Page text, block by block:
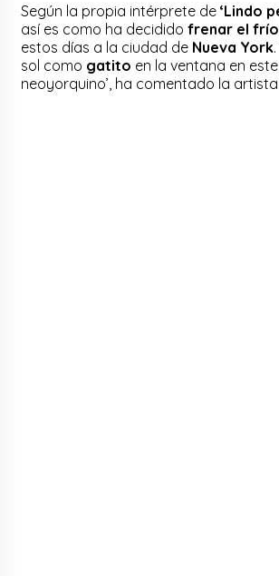
Según la propia intérprete de‘Lindo
así es como ha decidido frenar el frío
estos días a la ciudad de Nueva York
sol como gatito en la ventana en este
neoyorquino’, ha comentado la artista.